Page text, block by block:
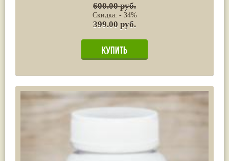
600.00 руб.
Скидка: - 34%
399.00 руб.